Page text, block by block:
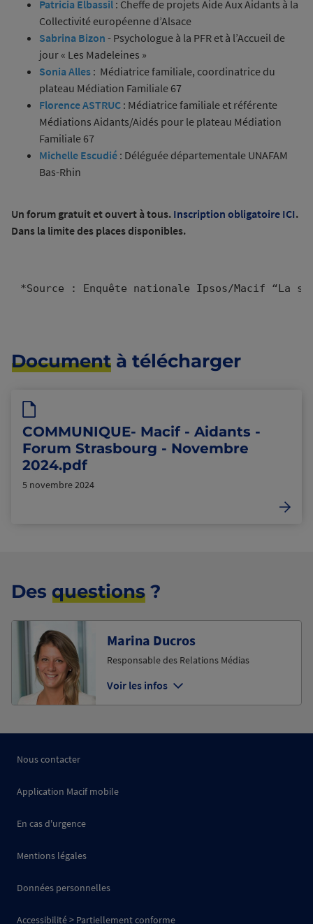
Document à télécharger
COMMUNIQUE- Macif - Aidants -
Forum Strasbourg - Novembre
2024.pdf
5 novembre 2024
Des questions ?
Marina Ducros
Responsable des Relations Médias
Voir les infos
Patricia Elbassil : Cheffe de projets Aide Aux Aidants à la
Collectivité européenne d’Alsace
Sabrina Bizon - Psychologue à la PFR et à l’Accueil de
jour « Les Madeleines »
Sonia Alles : Médiatrice familiale, coordinatrice du
plateau Médiation Familiale 67
Florence ASTRUC : Médiatrice familiale et référente
Médiations Aidants/Aidés pour le plateau Médiation
Familiale 67
Michelle Escudié : Déléguée départementale UNAFAM
Bas-Rhin
Un forum gratuit et ouvert à tous. Inscription obligatoire ICI.
Dans la limite des places disponibles.
*Source : Enquête nationale Ipsos/Macif “La
Nous contacter
Application Macif mobile
En cas d'urgence
Mentions légales
Données personnelles
Accessibilité > Partiellement conforme